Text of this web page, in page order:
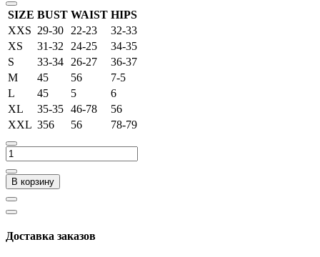
SIZE BUST WAIST HIPS
XXS 29-30 22-23
32-33
XS
31-32 24-25
34-35
S
33-34 26-27
36-37
M
45 56
7-5
L
45 5
6
XL
35-35 46-78
56
XXL 356 56 78-79
В корзину
Доставка заказов